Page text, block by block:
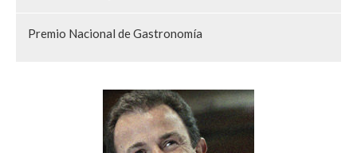
Premio Nacional de Gastronomía